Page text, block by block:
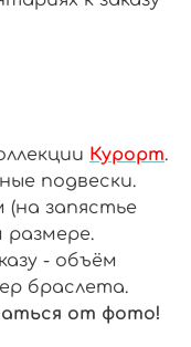
Курорт.
подвески.
(на запястье
размере.
- объём
браслета.
от фото!